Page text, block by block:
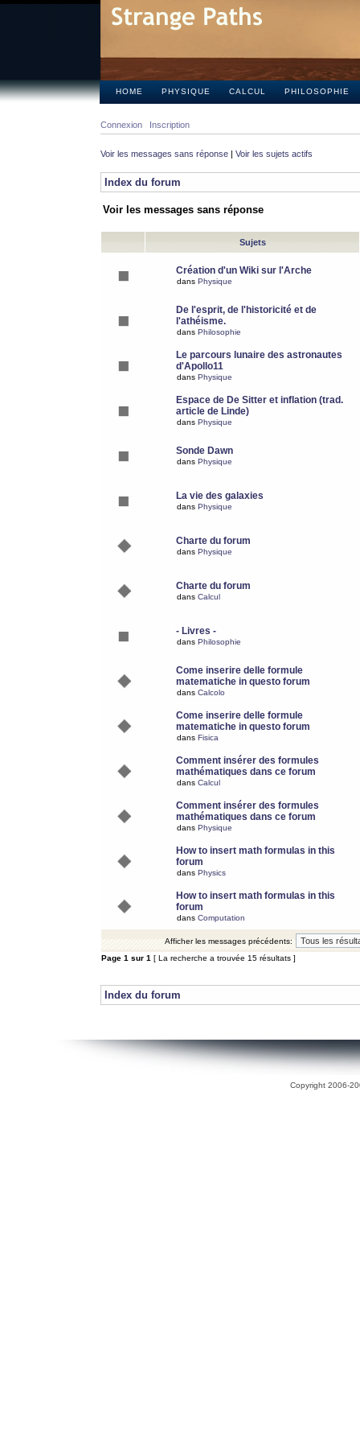
HOME PHYSIQUE CALCUL PHILOSOPHIE
Connexion Inscription
Voir les messages sans réponse | Voir les sujets actifs
Index du forum
Voir les messages sans réponse
Sujets
Création d'un Wiki sur l'Arche
dans Physique
De l'esprit, de l'historicité et de
l'athéisme.
dans Philosophie
Le parcours lunaire des astronautes
d'Apollo11
dans Physique
Espace de De Sitter et inflation (trad.
article de Linde)
dans Physique
Sonde Dawn
dans Physique
La vie des galaxies
dans Physique
Charte du forum
dans Physique
Charte du forum
dans Calcul
- Livres -
dans Philosophie
Come inserire delle formule
matematiche in questo forum
dans Calcolo
Come inserire delle formule
matematiche in questo forum
dans Fisica
Comment insérer des formules
mathématiques dans ce forum
dans Calcul
Comment insérer des formules
mathématiques dans ce forum
dans Physique
How to insert math formulas in this
forum
dans Physics
How to insert math formulas in this
forum
dans Computation
Afficher les messages précédents:
Page 1 sur 1 [ La recherche a trouvée 15 résultats ]
Index du forum
Copyright 2006-